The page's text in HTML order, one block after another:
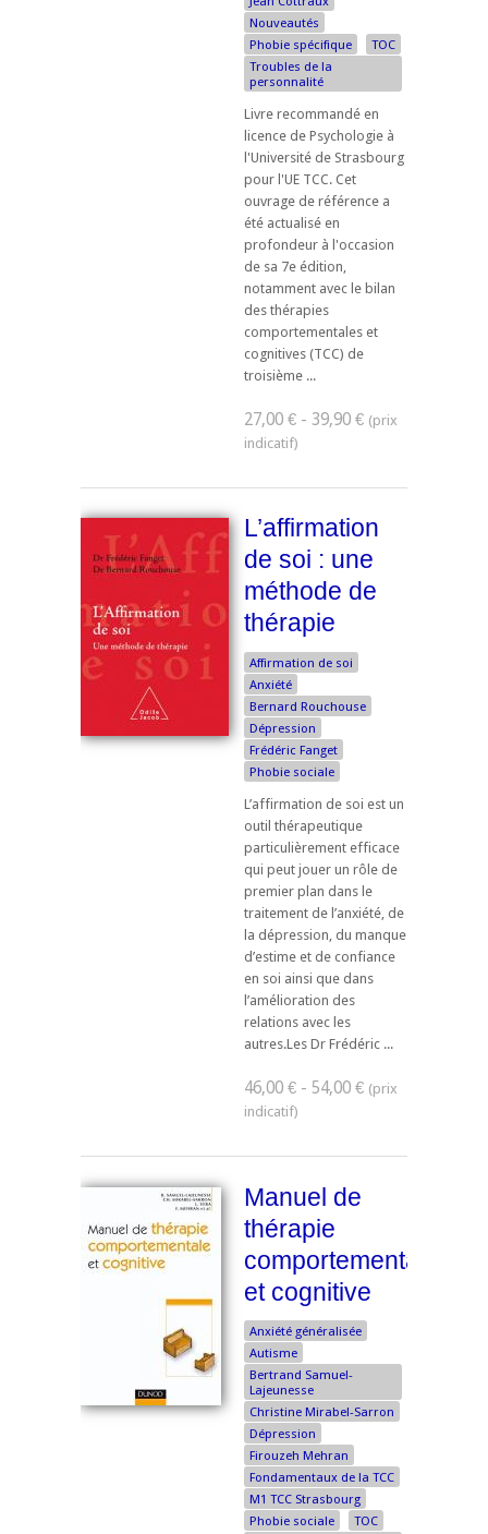
Nouveautés
Phobie spécifique
TOC
Troubles de la
personnalité
Livre recommandé en
licence de Psychologie à
l'Université de Strasbourg
pour l'UE TCC. ​Cet
ouvrage de référence a
été actualisé en
profondeur à l'occasion
de sa 7e édition,
notamment avec le bilan
des thérapies
comportementales et
cognitives (TCC) de
troisième ...
27,00 € - 39,90 €
L’affirmation
de soi : une
méthode de
thérapie
Affirmation de soi
Anxiété
Bernard Rouchouse
Dépression
Frédéric Fanget
Phobie sociale
L’affirmation de soi est un
outil thérapeutique
particulièrement efficace
qui peut jouer un rôle de
premier plan dans le
traitement de l’anxiété, de
la dépression, du manque
d’estime et de confiance
en soi ainsi que dans
l’amélioration des
relations avec les
autres.Les Dr Frédéric ...
46,00 € - 54,00 €
Manuel de
thérapie
comportementale
et cognitive
Anxiété généralisée
Autisme
Bertrand Samuel-
Lajeunesse
Christine Mirabel-Sarron
Dépression
Firouzeh Mehran
Fondamentaux de la TCC
M1 TCC Strasbourg
Phobie sociale
TOC